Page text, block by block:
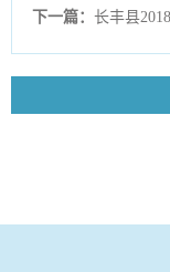
下一篇：长丰县